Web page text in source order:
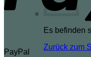
Es befinden
Zurück zum
PayPal